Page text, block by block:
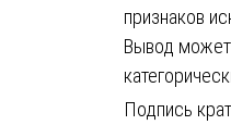
признаков
Вывод
Подпись